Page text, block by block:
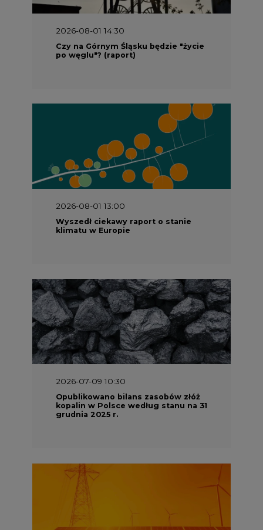
2026-08-01 14:30
Czy na Górnym Śląsku będzie "życie
po węglu"? (raport)
2026-08-01 13:00
Wyszedł ciekawy raport o stanie
klimatu w Europie
2026-07-09 10:30
Opublikowano bilans zasobów złóż
kopalin w Polsce według stanu na 31
grudnia 2025 r.